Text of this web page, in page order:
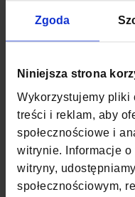
Zgoda
Niniejsza strona
Wykorzystujemy pliki
treści i reklam, aby
społecznościowe i
witrynie. Informacje
witryny,
społecznościowym,
szarydesign sprawiają,
KOLOR
MATERIAŁ
ZAPIĘCIE